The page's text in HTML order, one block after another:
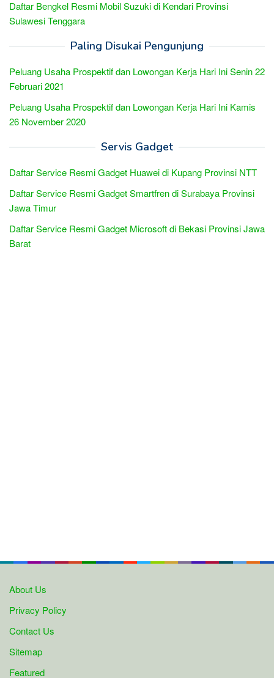
Daftar Bengkel Resmi Mobil Suzuki di Kendari Provinsi
Sulawesi Tenggara
Paling Disukai Pengunjung
Peluang Usaha Prospektif dan Lowongan Kerja Hari Ini Senin 22
Februari 2021
Peluang Usaha Prospektif dan Lowongan Kerja Hari Ini Kamis
26 November 2020
Servis Gadget
Daftar Service Resmi Gadget Huawei di Kupang Provinsi NTT
Daftar Service Resmi Gadget Smartfren di Surabaya Provinsi
Jawa Timur
Daftar Service Resmi Gadget Microsoft di Bekasi Provinsi Jawa
Barat
About Us
Privacy Policy
Contact Us
Sitemap
Featured